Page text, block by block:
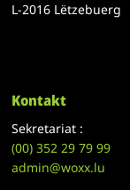
L-2016 Lëtzebuerg
Kontakt
Sekretariat :
(00)352 29 79 99
admin@woxx.lu